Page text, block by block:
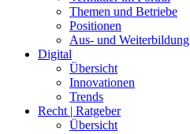
Themen und Betriebe
Positionen
Aus- und Weiterbildung
Digital
Übersicht
Innovationen
Trends
Recht | Ratgeber
Übersicht